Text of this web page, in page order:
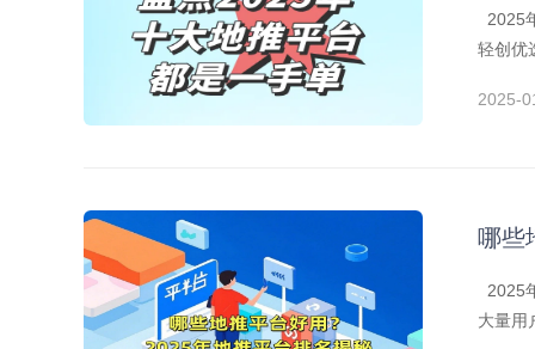
2025
轻创优
2025-
哪些
2025
大量用